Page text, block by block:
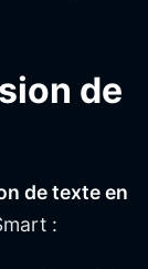
de
de texte en
: